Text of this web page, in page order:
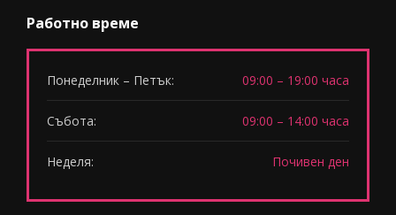
Работно време
Понеделник – Петък: 09:00 – 19:00 часа
Събота: 09:00 – 14:00 часа
Неделя: Почивен ден